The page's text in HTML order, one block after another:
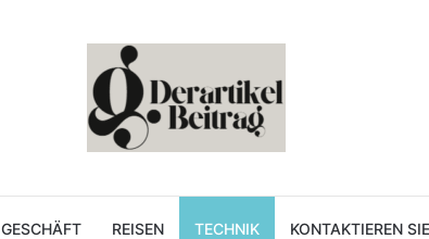
GESCHÄFT REISEN TECHNIK KONTAKTIEREN